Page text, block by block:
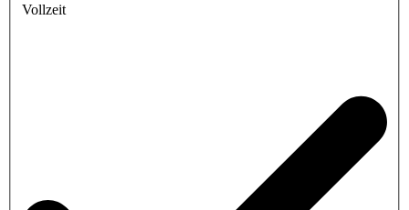
Vollzeit